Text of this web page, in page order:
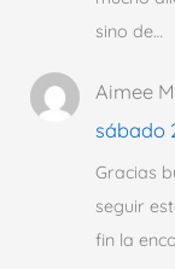
sino de…
Aimee
sábado
Gracias
seguir
fin la